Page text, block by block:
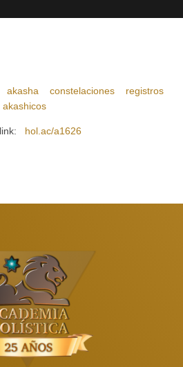
akasha constelaciones
registros
akashicos
hol.ac/a1626